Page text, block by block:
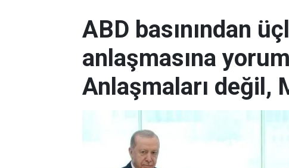
ABD basınından
anlaşmasına
Anlaşmaları değil,